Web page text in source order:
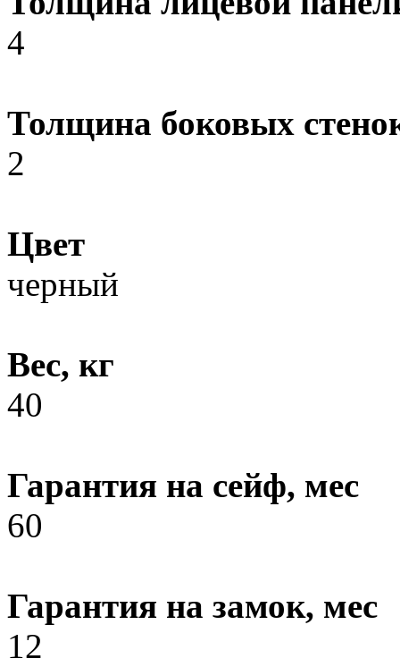
4
Толщина боковых
2
Цвет
черный
Вес, кг
40
Гарантия на сейф, мес
60
Гарантия на замок, мес
12